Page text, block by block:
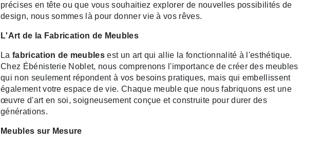
précises en tête ou que vous souhaitiez explorer de nouvelles possibilités de
design, nous sommes là pour donner vie à vos rêves.
L'Art de la Fabrication de Meubles
La fabrication de meubles est un art qui allie la fonctionnalité à l'esthétique.
Chez Ébénisterie Noblet, nous comprenons l'importance de créer des meubles
qui non seulement répondent à vos besoins pratiques, mais qui embellissent
également votre espace de vie. Chaque meuble que nous fabriquons est une
œuvre d'art en soi, soigneusement conçue et construite pour durer des
générations.
Meubles sur Mesure